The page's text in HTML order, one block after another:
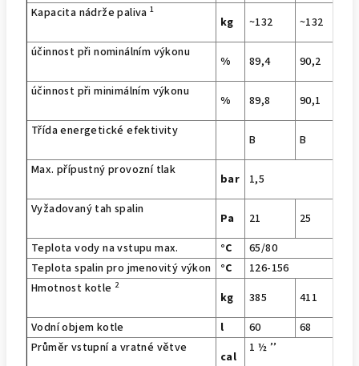
Kapacita nádrže paliva1
kg ~132 ~132
účinnost při nominálním výkonu
% 89,4 90,2
účinnost při minimálním výkonu
% 89,8 90,1
Třída energetické efektivity
B B
Max. přípustný provozní tlak
bar
1,5
Vyžadovaný tah spalin
Pa 21 25
Teplota vody na vstupu max.
°C
65/80
Teplota spalin pro jmenovitý výkon
°C
126-156
Hmotnost kotle 2
kg 385 411
Vodní objem kotle
l 60 68
Průměr vstupní a vratné větve
cal
1 ½ ’’